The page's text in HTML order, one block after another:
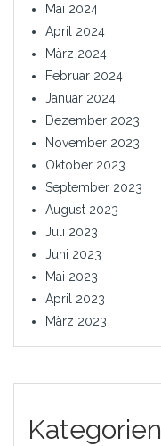
Mai 2024
April 2024
März 2024
Februar 2024
Januar 2024
Dezember 2023
November 2023
Oktober 2023
September 2023
August 2023
Juli 2023
Juni 2023
Mai 2023
April 2023
März 2023
Kategorien